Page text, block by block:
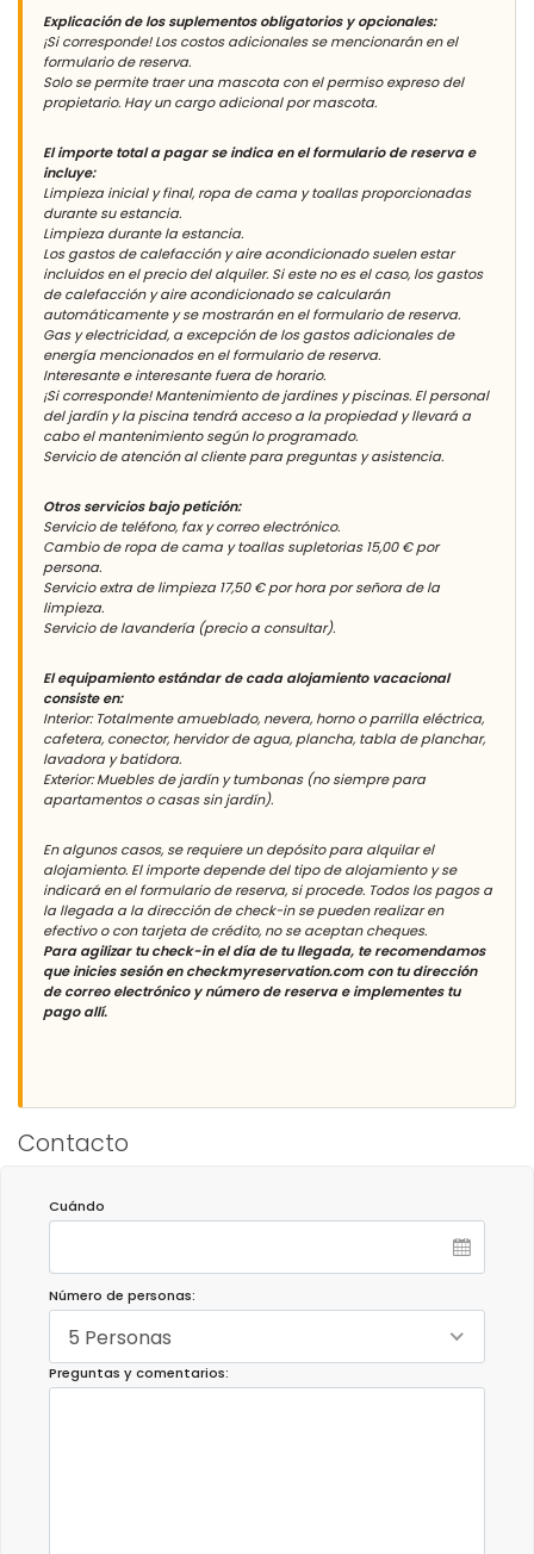
Explicación de los suplementos obligatorios y opcionales:
¡Si corresponde! Los costos adicionales se mencionarán en el
formulario de reserva.
Solo se permite traer una mascota con el permiso expreso del
propietario. Hay un cargo adicional por mascota.
El importe total a pagar se indica en el formulario de reserva e
incluye:
Limpieza inicial y final, ropa de cama y toallas proporcionadas
durante su estancia.
Limpieza durante la estancia.
Los gastos de calefacción y aire acondicionado suelen estar
incluidos en el precio del alquiler. Si este no es el caso, los gastos
de calefacción y aire acondicionado se calcularán
automáticamente y se mostrarán en el formulario de reserva.
Gas y electricidad, a excepción de los gastos adicionales de
energía mencionados en el formulario de reserva.
Interesante e interesante fuera de horario.
¡Si corresponde! Mantenimiento de jardines y piscinas. El personal
del jardín y la piscina tendrá acceso a la propiedad y llevará a
cabo el mantenimiento según lo programado.
Servicio de atención al cliente para preguntas y asistencia.
Otros servicios bajo petición:
Servicio de teléfono, fax y correo electrónico.
Cambio de ropa de cama y toallas supletorias 15,00 € por
persona.
Servicio extra de limpieza 17,50 € por hora por señora de la
limpieza.
Servicio de lavandería (precio a consultar).
El equipamiento estándar de cada alojamiento vacacional
consiste en:
Interior: Totalmente amueblado, nevera, horno o parrilla eléctrica,
cafetera, conector, hervidor de agua, plancha, tabla de planchar,
lavadora y batidora.
Exterior: Muebles de jardín y tumbonas (no siempre para
apartamentos o casas sin jardín).
En algunos casos, se requiere un depósito para alquilar el
alojamiento. El importe depende del tipo de alojamiento y se
indicará en el formulario de reserva, si procede. Todos los pagos a
la llegada a la dirección de check-in se pueden realizar en
efectivo o con tarjeta de crédito, no se aceptan cheques.
Para agilizar tu check-in el día de tu llegada, te recomendamos
que inicies sesión en checkmyreservation.com con tu dirección
de correo electrónico y número de reserva e implementes tu
pago allí.
Contacto
Cuándo
Número de personas:
5 Personas
Preguntas y comentarios: